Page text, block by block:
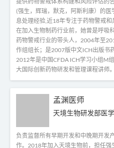
(强生，辉瑞，默克，阿斯利康）的
息处理经验,近18年专注于药物警戒和
在加入生物制药行业前，她曾是呼吸
药物警戒行业的带头人，2004年至
作组组长；是2007版中文ICH出版书
2012年是中国CFDA ICH学习小组M
大国际创新药物研发和管理课程讲师。
孟渊医师
天境生物研发部医
负责监督所有早期开发和中晚期开发
作。2018年加入天境生物前，担任